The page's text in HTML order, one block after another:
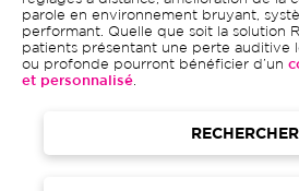
parole en environnement bruyant,
performant. Quelle que soit la solution
patients présentant une perte auditive
ou profonde pourront bénéficier d’un
et personnalisé
RECHERCHER